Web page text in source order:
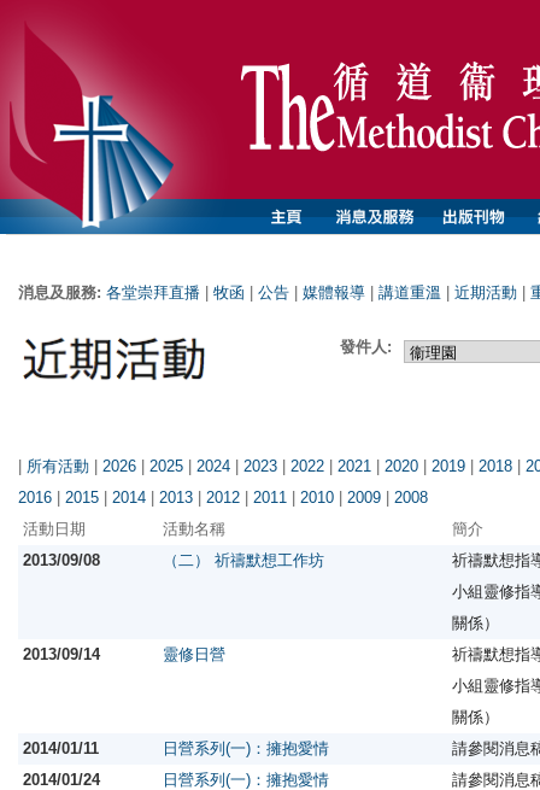
消息及服務: 各堂崇拜直播 牧函 公告 媒體報導 講道重溫 近期活動
發件人:
| 所有活動 | 2026 | 2025 | 2024 | 2023 | 2022 | 2021 | 2020 | 2019 | 2018 |
2016 | 2015 | 2014 | 2013 | 2012 | 2011 | 2010 | 2009 | 2008
活動日期
活動名稱
簡介
2013/09/08
（二） 祈禱默想工作坊
祈禱默想指
小組靈修指
關係）
2013/09/14
靈修日營
祈禱默想指
小組靈修指
關係）
2014/01/11
日營系列(一)：擁抱愛情
請參閱消息
2014/01/24
日營系列(一)：擁抱愛情
請參閱消息